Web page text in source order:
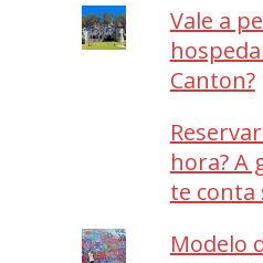
Vale a
Canton?
hora? A
te conta
Modelo